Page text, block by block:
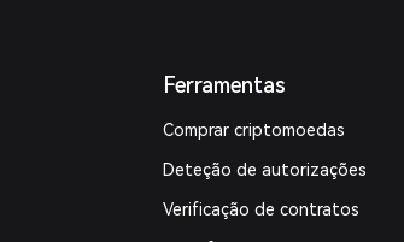
Ferramentas
Comprar criptomoedas
Deteção de autorizações
Verificação de contratos